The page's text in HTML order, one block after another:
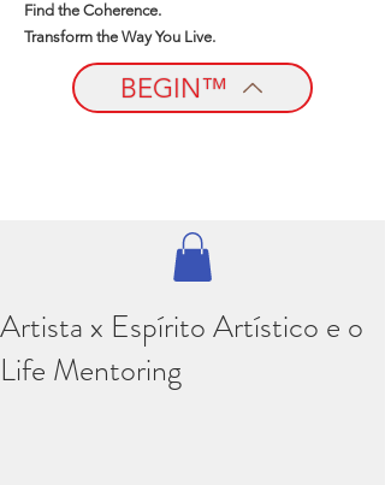
Find the Coherence.
Transform the Way You Live.
BEGIN™
Artista x Espírito Artístico e o
Life Mentoring